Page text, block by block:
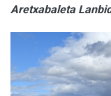
Aretxabaleta